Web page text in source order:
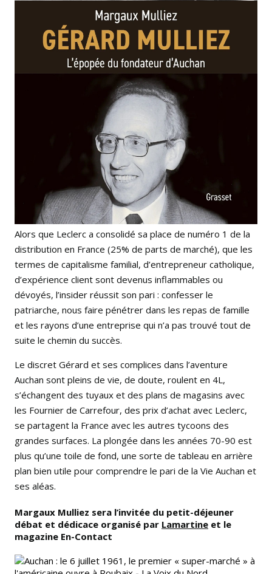
Alors que Leclerc a consolidé sa place de numéro 1 de la
distribution en France (25% de parts de marché), que les
termes de capitalisme familial, d’entrepreneur catholique,
d’expérience client sont devenus inflammables ou
dévoyés, l’insider réussit son pari : confesser le
patriarche, nous faire pénétrer dans les repas de famille
et les rayons d’une entreprise qui n’a pas trouvé tout de
suite le chemin du succès.
Le discret Gérard et ses complices dans l’aventure
Auchan sont pleins de vie, de doute, roulent en 4L,
s’échangent des tuyaux et des plans de magasins avec
les Fournier de Carrefour, des prix d’achat avec Leclerc,
se partagent la France avec les autres tycoons des
grandes surfaces. La plongée dans les années 70-90 est
plus qu’une toile de fond, une sorte de tableau en arrière
plan bien utile pour comprendre le pari de la Vie Auchan et
ses aléas.
Margaux Mulliez sera l’invitée du petit-déjeuner
débat et dédicace organisé par Lamartine et le
magazine En-Contact